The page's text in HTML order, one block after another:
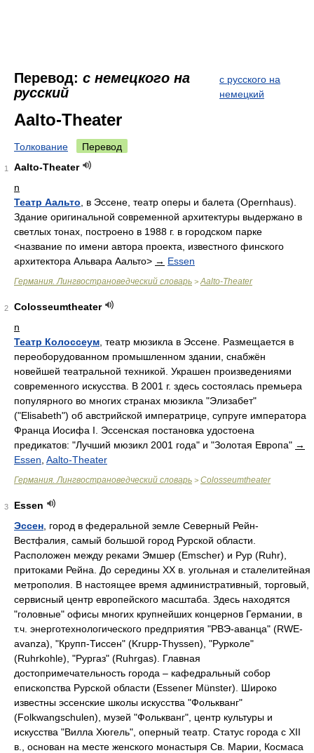
Перевод: с немецкого на
русский
с русского на
немецкий
Aalto-Theater
Толкование Перевод
1
Aalto-Theater
n
Театр Аальто , в Эссене, театр оперы и балета (Opernhaus).
Здание оригинальной современной архитектуры выдержано в
светлых тонах, построено в 1988 г. в городском парке
<название по имени автора проекта, известного финского
архитектора Альвара Аальто> → Essen
Германия. Лингвострановедческий словарь > Aalto-Theater
2
Colosseumtheater
n
Театр Колоссеум , театр мюзикла в Эссене. Размещается в
переоборудованном промышленном здании, снабжён
новейшей театральной техникой. Украшен произведениями
современного искусства. В 2001 г. здесь состоялась премьера
популярного во многих странах мюзикла "Элизабет"
("Elisabeth") об австрийской императрице, супруге императора
Франца Иосифа I. Эссенская постановка удостоена
предикатов: "Лучший мюзикл 2001 года" и "Золотая Европа" →
Essen Aalto-Theater
Германия. Лингвострановедческий словарь > Colosseumtheater
3
Essen
Эссен , город в федеральной земле Северный Рейн-
Вестфалия, самый большой город Рурской области.
Расположен между реками Эмшер (Emscher) и Рур (Ruhr),
притоками Рейна. До середины ХХ в. угольная и сталелитейная
метрополия. В настоящее время административный, торговый,
сервисный центр европейского масштаба. Здесь находятся
"головные" офисы многих крупнейших концернов Германии, в
т.ч. энерготехнологического предприятия "РВЭ-аванца" (RWE-
avanza), "Крупп-Тиссен" (Krupp-Thyssen), "Рурколе"
(Ruhrkohle), "Рургаз" (Ruhrgas). Главная
достопримечательность города – кафедральный собор
епископства Рурской области (Essener Münster). Широко
известны эссенские школы искусства "Фолькванг"
(Folkwangschulen), музей "Фолькванг", центр культуры и
искусства "Вилла Хюгель", оперный театр. Статус города с XII
в., основан на месте женского монастыря Св. Марии, Космаса